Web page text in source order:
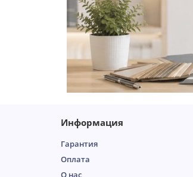
Информация
Гарантия
Оплата
О нас